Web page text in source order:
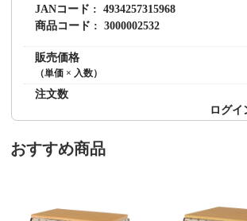
JANコード
4934257315968
商品コード
3000002532
販売価格
（単価 × 入数）
注文数
ログイ
おすすめ商品